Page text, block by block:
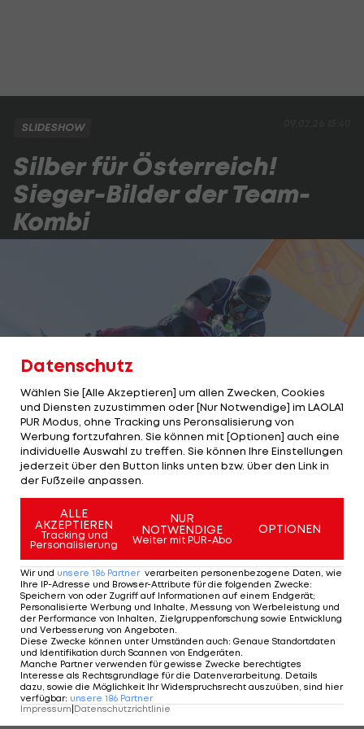
SLIDESHOW
Silber für Österreich!
Sieger-Bilder der Team-
Kombi
3/19 Foto: GEPA
SILBER: Kriechmayr/Feller
KOMMENTARE
Datenschutz
Wählen Sie [Alle Akzeptieren] um allen Zwecken, Cookies
und Diensten zuzustimmen oder [Nur Notwendige] im LAOLA1
PUR Modus, ohne Tracking uns Peronsalisierung von
Werbung fortzufahren. Sie können mit [Optionen] auch eine
individuelle Auswahl zu treffen. Sie können Ihre Einstellungen
jederzeit über den Button links unten bzw. über den Link in
der Fußzeile anpassen.
ALLE
AKZEPTIEREN
Tracking und
Personalisierung
NUR
NOTWENDIGE
Weiter mit PUR-Abo
OPTIONEN
Wir und unsere 186 Partner verarbeiten personenbezogene Daten, wie
Ihre IP-Adresse und Browser-Attribute für die folgenden Zwecke:
Speichern von oder Zugriff auf Informationen auf einem Endgerät;
Personalisierte Werbung und Inhalte, Messung von Werbeleistung und
der Performance von Inhalten, Zielgruppenforschung sowie Entwicklung
und Verbesserung von Angeboten
Diese Zwecke können unter Umständen auch: Genaue Standortdaten
und Identifikation durch Scannen von Endgeräten
Manche Partner verwenden für gewisse Zwecke berechtigtes
Interesse als Rechtsgrundlage für die Datenverarbeitung. Details
dazu, sowie die Möglichkeit Ihr Widerspruchsrecht auszuüben, sind hier
verfügbar: unsere 186 Partner
Impressum|Datenschutzrichtlinie